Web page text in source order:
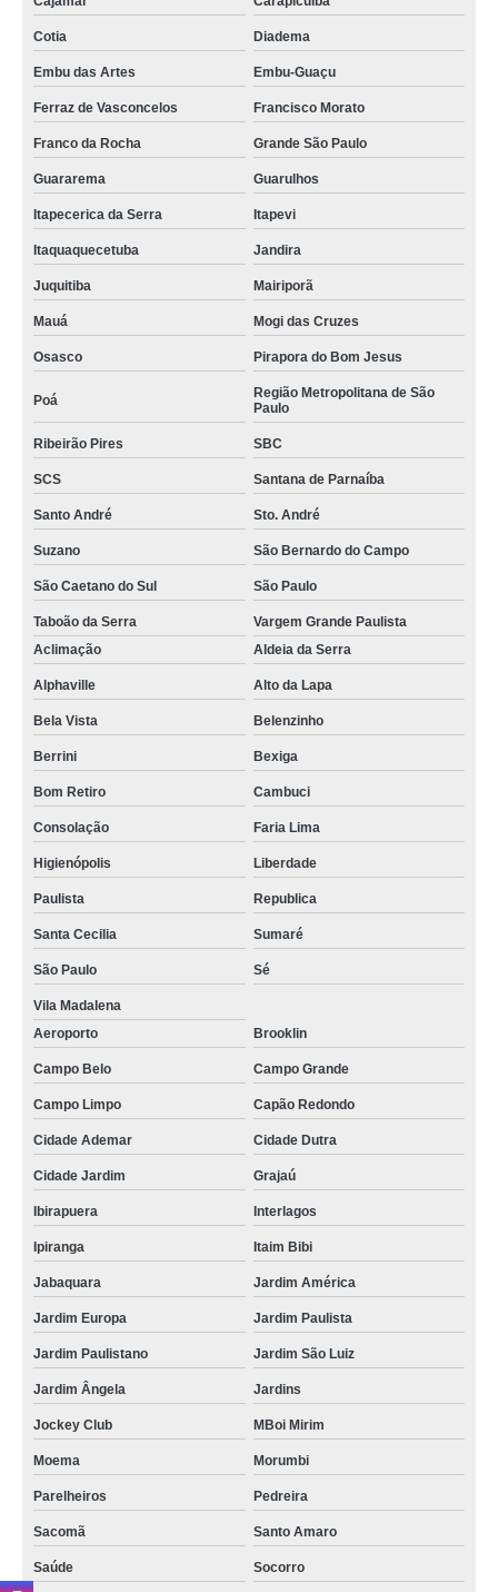
Cotia Diadema
Embu das Artes Embu-Guaçu
Ferraz de Vasconcelos Francisco Morato
Franco da Rocha Grande São Paulo
Guararema Guarulhos
Itapecerica da Serra Itapevi
Itaquaquecetuba Jandira
Juquitiba Mairiporã
Mauá Mogi das Cruzes
Osasco Pirapora do Bom Jesus
Poá
Região Metropolitana de São
Paulo
Ribeirão Pires SBC
SCS Santana de Parnaíba
Santo André Sto. André
Suzano São Bernardo do Campo
São Caetano do Sul São Paulo
Taboão da Serra
Vargem Grande Paulista
Aclimação
Aldeia da Serra
Alphaville Alto da Lapa
Bela Vista Belenzinho
Berrini Bexiga
Bom Retiro Cambuci
Consolação Faria Lima
Higienópolis Liberdade
Paulista Republica
Santa Cecilia Sumaré
São Paulo Sé
Vila Madalena
Aeroporto
Brooklin
Campo Belo Campo Grande
Campo Limpo Capão Redondo
Cidade Ademar Cidade Dutra
Cidade Jardim Grajaú
Ibirapuera Interlagos
Ipiranga Itaim Bibi
Jabaquara Jardim América
Jardim Europa Jardim Paulista
Jardim Paulistano Jardim São Luiz
Jardim Ângela Jardins
Jockey Club MBoi Mirim
Moema Morumbi
Parelheiros Pedreira
Sacomã Santo Amaro
Saúde Socorro